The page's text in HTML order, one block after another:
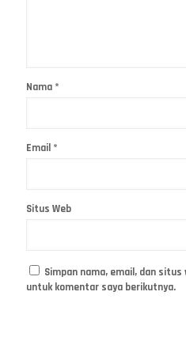
Nama *
Email *
Situs Web
Simpan nama, email, dan
untuk komentar saya berikutnya.